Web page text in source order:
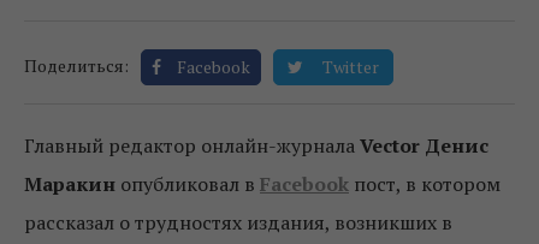
Поделиться: Facebook Twitter
Главный редактор онлайн-журналаVector Денис
Маракин опубликовал в Facebook пост, в котором
рассказал о трудностях издания, возникших в